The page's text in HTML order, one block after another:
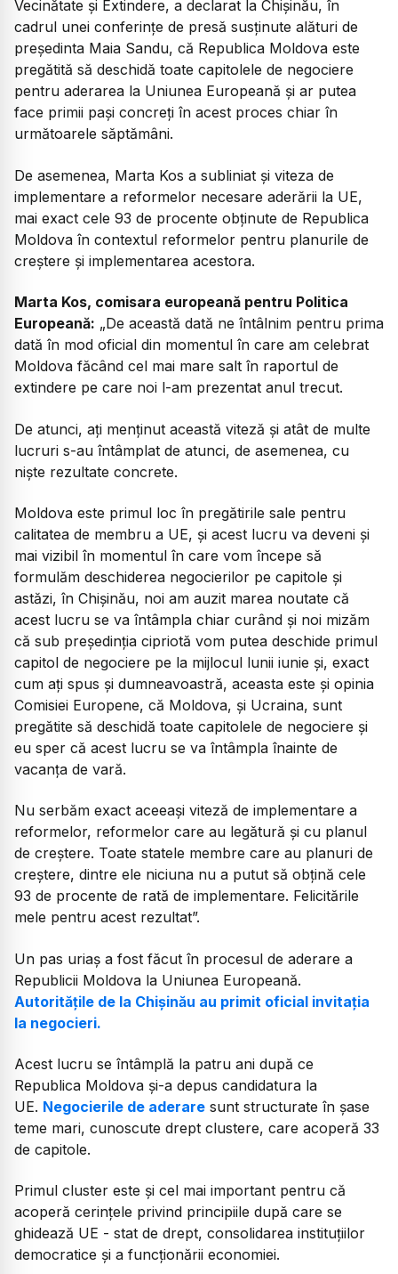
Vecinătate și Extindere, a declarat la Chișinău, în
cadrul unei conferințe de presă susținute alături de
președinta Maia Sandu, că Republica Moldova este
pregătită să deschidă toate capitolele de negociere
pentru aderarea la Uniunea Europeană și ar putea
face primii pași concreți în acest proces chiar în
următoarele săptămâni.
De asemenea, Marta Kos a subliniat și viteza de
implementare a reformelor necesare aderării la UE,
mai exact cele 93 de procente obținute de Republica
Moldova în contextul reformelor pentru planurile de
creștere și implementarea acestora.
Marta Kos, comisara europeană pentru Politica
Europeană: „De această dată ne întâlnim pentru prima
dată în mod oficial din momentul în care am celebrat
Moldova făcând cel mai mare salt în raportul de
extindere pe care noi l-am prezentat anul trecut.
De atunci, ați menținut această viteză și atât de multe
lucruri s-au întâmplat de atunci, de asemenea, cu
niște rezultate concrete.
Moldova este primul loc în pregătirile sale pentru
calitatea de membru a UE, și acest lucru va deveni și
mai vizibil în momentul în care vom începe să
formulăm deschiderea negocierilor pe capitole și
astăzi, în Chișinău, noi am auzit marea noutate că
acest lucru se va întâmpla chiar curând și noi mizăm
că sub președinția cipriotă vom putea deschide primul
capitol de negociere pe la mijlocul lunii iunie și, exact
cum ați spus și dumneavoastră, aceasta este și opinia
Comisiei Europene, că Moldova, și Ucraina, sunt
pregătite să deschidă toate capitolele de negociere și
eu sper că acest lucru se va întâmpla înainte de
vacanța de vară.
Nu serbăm exact aceeași viteză de implementare a
reformelor, reformelor care au legătură și cu planul
de creștere. Toate statele membre care au planuri de
creștere, dintre ele niciuna nu a putut să obțină cele
93 de procente de rată de implementare. Felicitările
mele pentru acest rezultat”.
Un pas uriaș a fost făcut în procesul de aderare a
Republicii Moldova la Uniunea Europeană.
Autoritățile de la Chișinău au primit oficial invitația
la negocieri.
Acest lucru se întâmplă la patru ani după ce
Republica Moldova și-a depus candidatura la
UE. Negocierile de aderare sunt structurate în șase
teme mari, cunoscute drept clustere, care acoperă 33
de capitole.
Primul cluster este și cel mai important pentru că
acoperă cerințele privind principiile după care se
ghidează UE - stat de drept, consolidarea instituțiilor
democratice și a funcționării economiei.